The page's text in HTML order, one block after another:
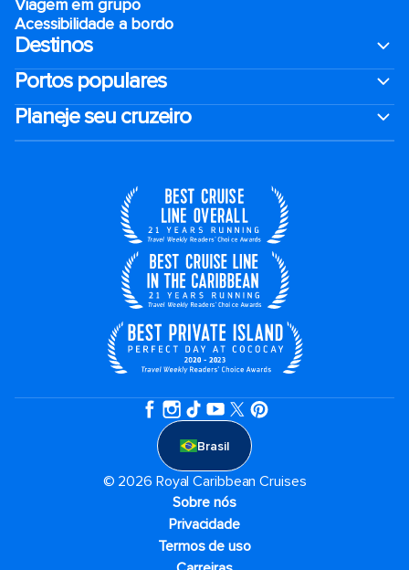
Viagem em grupo
Acessibilidade a bordo
Destinos
Portos populares
Planeje seu cruzeiro
Brasil
© 2026 Royal Caribbean Cruises
Sobre nós
Privacidade
Termos de uso